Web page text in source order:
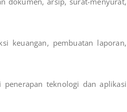
keuangan, pembuatan laporan,
teknologi dan aplikasi